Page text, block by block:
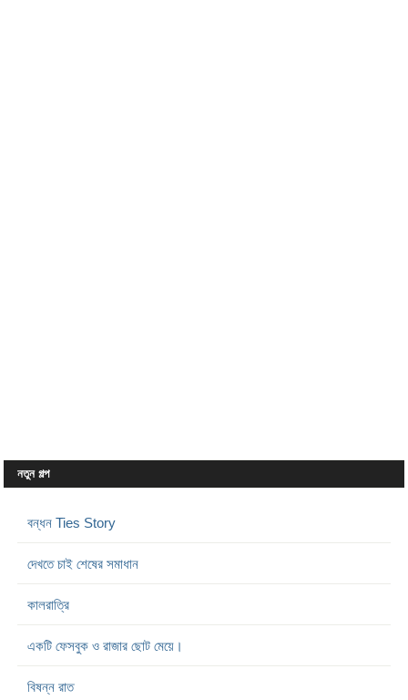
নতুন গল্প
বন্ধন Ties Story
দেখতে চাই শেষের সমাধান
কালরাত্রি
একটি ফেসবুক ও রাজার ছোট মেয়ে।
বিষন্ন রাত